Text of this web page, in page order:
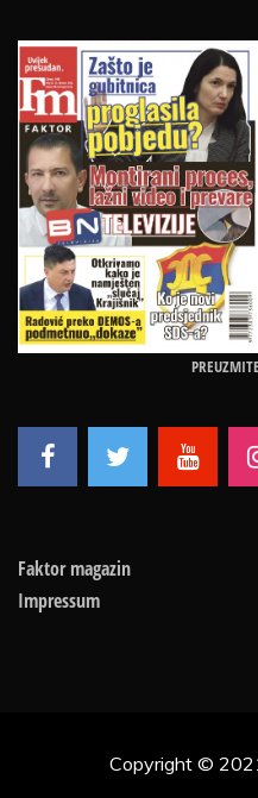
Faktor magazin
Impressum
Copyright ©